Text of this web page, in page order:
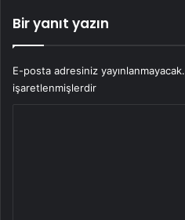
Bir yanıt yazın
E-posta adresiniz yayınlanmayacak.
işaretlenmişlerdir